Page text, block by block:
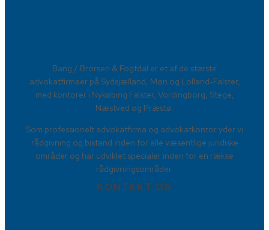
​Bang / Brorsen & Fogtdal er et af de største
advokatfirmaer på Sydsjælland, Møn og Lolland-Falster,
med kontorer i Nykøbing Falster, Vordingborg, Stege,
Næstved og Præstø.
Som professionelt advokatfirma og advokatkontor yder vi
rådgivning og bistand inden for alle væsentlige juridiske
områder og har udviklet specialer inden for en række
rådgivningsområder.
KONTAKT OS